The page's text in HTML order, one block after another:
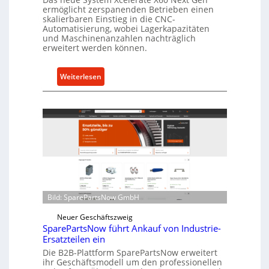
s
t
s
c
u
t
z
ü
r
n
i
r
e
k
t
e
A
ermöglicht zerspanenden Betrieben einen
skalierbaren Einstieg in die CNC-
Automatisierung, wobei Lagerkapazitäten
und Maschinenanzahlen nachträglich
erweitert werden können.
Weiterlesen:
C
l
l
n
t
w
i
c
k
e
l
Bild: SparePartsNow GmbH
Neuer Geschäftszweig
SparePartsNow führt Ankauf von Industrie-
Ersatzteilen ein
Die B2B-Plattform SparePartsNow erweitert
ihr Geschäftsmodell um den professionellen